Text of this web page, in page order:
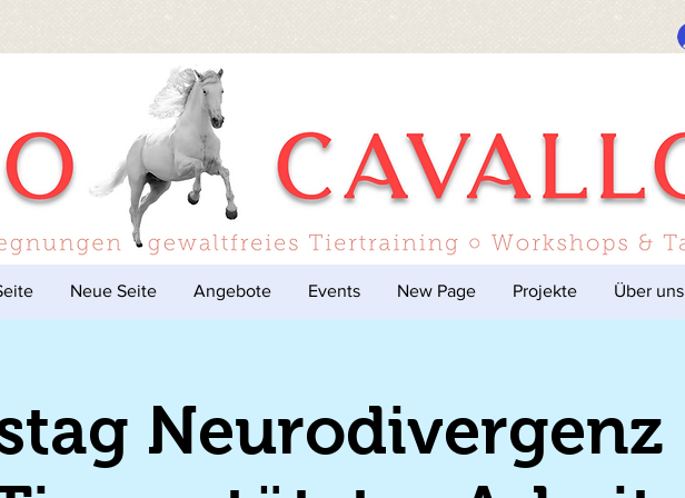
Neue Seite Angebote Events New Page Projekte Über uns
Neurodivergenz